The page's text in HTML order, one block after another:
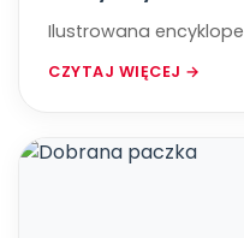
Ilustrowana
CZYTAJ WIĘCEJ →